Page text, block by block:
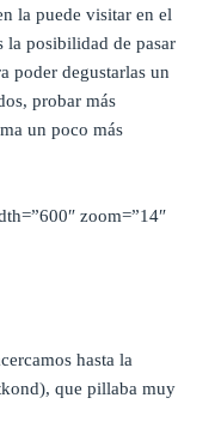
la puede visitar en el
la posibilidad de pasar
poder degustarlas un
probar más
un poco más
zoom=”14″
hasta la
que pillaba muy